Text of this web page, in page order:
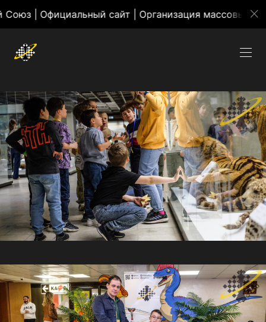
сайт | Организация массовых мероприятий